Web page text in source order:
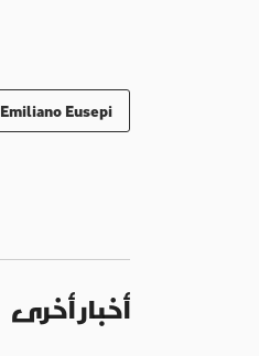
Emiliano Eusepi
أخبار أخرى